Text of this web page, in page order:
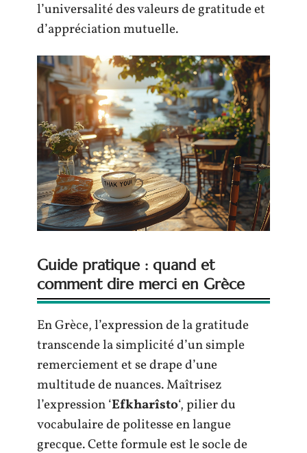
l’universalité des valeurs de gratitude et
d’appréciation mutuelle.
Guide pratique : quand et
comment dire merci en Grèce
En Grèce, l’expression de la gratitude
transcende la simplicité d’un simple
remerciement et se drape d’une
multitude de nuances. Maîtrisez
l’expression ‘Efkharîsto‘, pilier du
vocabulaire de politesse en langue
grecque. Cette formule est le socle de